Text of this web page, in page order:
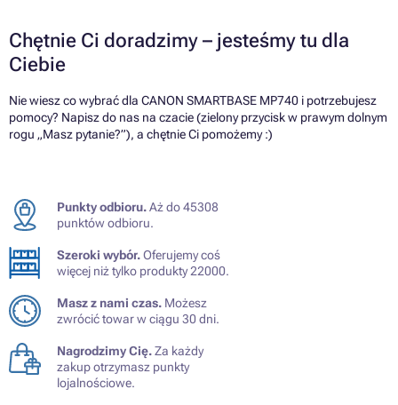
Chętnie Ci doradzimy – jesteśmy tu dla
Ciebie
Nie wiesz co wybrać dla CANON SMARTBASE MP740 i potrzebujesz
pomocy? Napisz do nas na czacie (zielony przycisk w prawym dolnym
rogu „Masz pytanie?”), a chętnie Ci pomożemy :)
Punkty odbioru.Aż do 45308
punktów odbioru.
Szeroki wybór.Oferujemy coś
więcej niż tylko produkty 22000.
Masz z nami czas. Możesz
zwrócić towar w ciągu 30 dni.
Nagrodzimy Cię.Za każdy
zakup otrzymasz punkty
lojalnościowe.